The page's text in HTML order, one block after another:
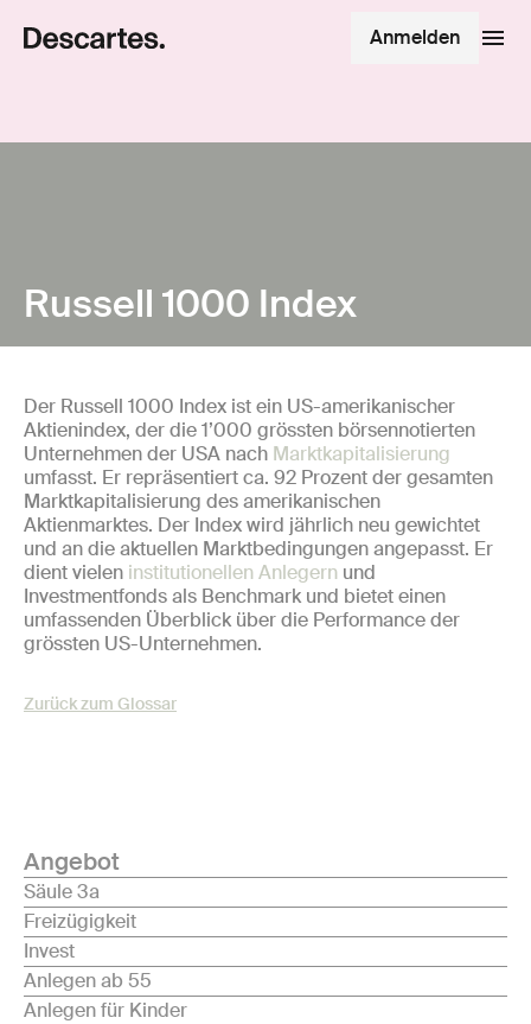
Anmelden
Russell 1000 Index
Der Russell 1000 Index ist ein US-amerikanischer
Aktienindex, der die 1’000 grössten börsennotierten
Unternehmen der USA nach Marktkapitalisierung
umfasst. Er repräsentiert ca. 92 Prozent der gesamten
Marktkapitalisierung des amerikanischen
Aktienmarktes. Der Index wird jährlich neu gewichtet
und an die aktuellen Marktbedingungen angepasst. Er
dient vielen institutionellen Anlegern und
Investmentfonds als Benchmark und bietet einen
umfassenden Überblick über die Performance der
grössten US-Unternehmen.
Zurück zum Glossar
Angebot
Säule 3a
Freizügigkeit
Invest
Anlegen ab 55
Anlegen für Kinder